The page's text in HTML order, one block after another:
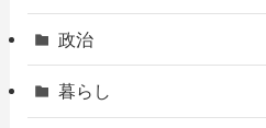
政治
暮らし